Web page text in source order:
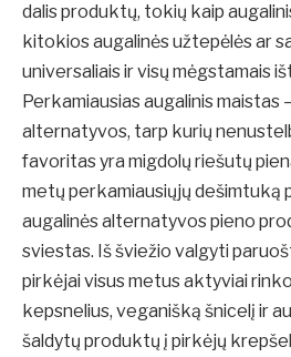
dalis produktų, tokių kaip
kitokios augalinės užtepėlės ar
universaliais ir visų mėgstamais
Perkamiausias augalinis maistas
alternatyvos, tarp kurių
favoritas yra migdolų riešutų
metų perkamiausiųjų dešimtuką
augalinės alternatyvos pieno
sviestas. Iš šviežio valgyti
pirkėjai visus metus aktyviai
kepsnelius, veganišką šnicelį ir
šaldytų produktų į pirkėjų